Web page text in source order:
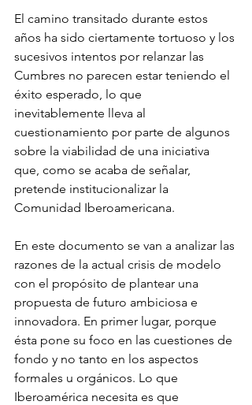
El camino transitado durante estos
años ha sido ciertamente tortuoso y los
sucesivos intentos por relanzar las
Cumbres no parecen estar teniendo el
éxito esperado, lo que
inevitablemente lleva al
cuestionamiento por parte de algunos
sobre la viabilidad de una iniciativa
que, como se acaba de señalar,
pretende institucionalizar la
Comunidad Iberoamericana.
En este documento se van a analizar las
razones de la actual crisis de modelo
con el propósito de plantear una
propuesta de futuro ambiciosa e
innovadora. En primer lugar, porque
ésta pone su foco en las cuestiones de
fondo y no tanto en los aspectos
formales u orgánicos. Lo que
Iberoamérica necesita es que